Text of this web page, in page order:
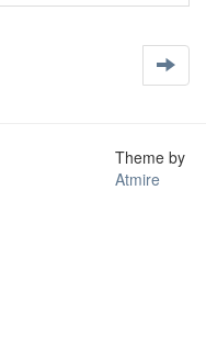
Theme by
Atmire